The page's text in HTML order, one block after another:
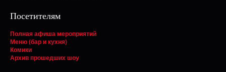
Посетителям
Полная афиша мероприятий
Меню (бар и кухня)
Комики
Архив прошедших шоу